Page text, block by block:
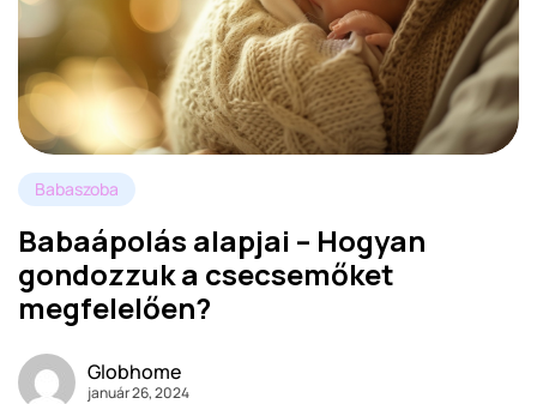
Babaszoba
Babaápolás alapjai – Hogyan
gondozzuk a csecsemőket
megfelelően?
Globhome
január 26, 2024